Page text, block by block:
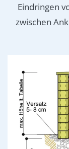
Eindringen
zwischen